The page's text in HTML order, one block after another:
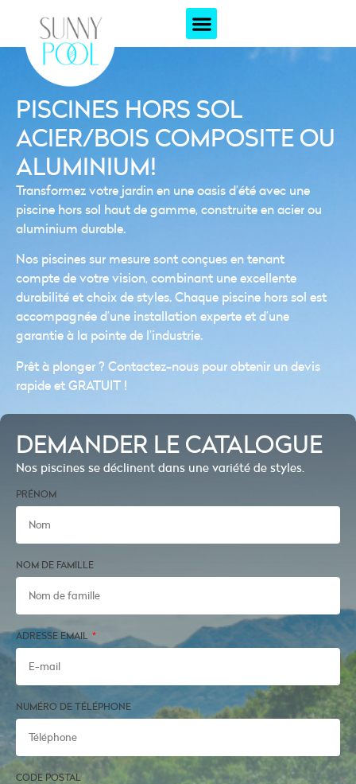
PISCINES HORS SOL
ACIER/BOIS COMPOSITE OU
ALUMINIUM!
Transformez votre jardin en une oasis d’été avec une
piscine hors sol haut de gamme, construite en acier ou
aluminium durable.
Nos piscines sur mesure sont conçues en tenant
compte de votre vision, combinant une excellente
durabilité et choix de styles. Chaque piscine hors sol est
accompagnée d’une installation experte et d’une
garantie à la pointe de l’industrie.
Prêt à plonger ? Contactez-nous pour obtenir un devis
rapide et GRATUIT !
DEMANDER LE CATALOGUE
Nos piscines se déclinent dans une variété de styles.
PRÉNOM
NOM DE FAMILLE
ADRESSE EMAIL
NUMÉRO DE TÉLÉPHONE
CODE POSTAL